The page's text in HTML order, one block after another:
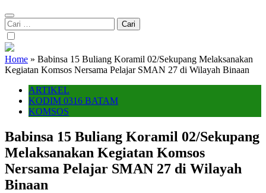
Cari
untuk:
Home » Babinsa 15 Buliang Koramil 02/Sekupang Melaksanakan
Kegiatan Komsos Nersama Pelajar SMAN 27 di Wilayah Binaan
ARTIKEL
KODIM 0316 BATAM
KOMSOS
Babinsa 15 Buliang Koramil 02/Sekupang
Melaksanakan Kegiatan Komsos
Nersama Pelajar SMAN 27 di Wilayah
Binaan